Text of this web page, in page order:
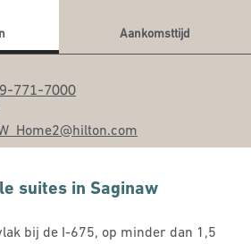
Aankomsttijd
771-7000
@hilton.com
suites in Saginaw
bij de I-675, op minder dan 1,5